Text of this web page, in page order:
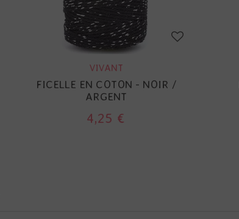
VIVANT
FICELLE EN COTON - NOIR /
ARGENT
4,25 €